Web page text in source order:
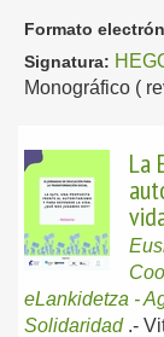
Formato
Signatura:
Monográfico (
La
eLankidetza -
Solidaridad .-